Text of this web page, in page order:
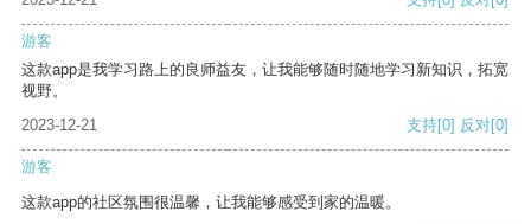
游客
这款app是我学习路上的良师益友，让我能够随时随地学习新知识，拓宽
视野。
2023-12-21
支持[0] 反对[0]
游客
这款app的社区氛围很温馨，让我能够感受到家的温暖。